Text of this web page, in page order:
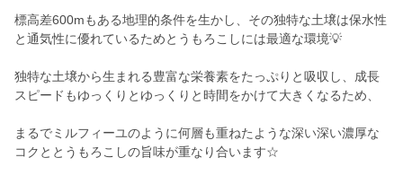
標高差600mもある地理的条件を生かし、その独特な土壌は保水性
と通気性に優れているためとうもろこしには最適な環境💡
独特な土壌から生まれる豊富な栄養素をたっぷりと吸収し、成長
スピードもゆっくりとゆっくりと時間をかけて大きくなるため、
まるでミルフィーユのように何層も重ねたような深い深い濃厚な
コクととうもろこしの旨味が重なり合います☆